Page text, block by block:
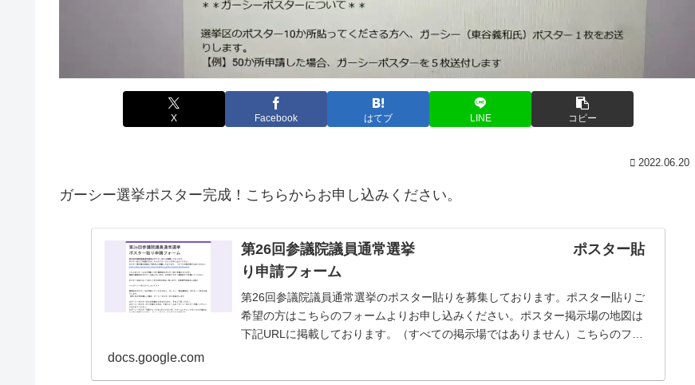
X Facebook はてブ LINE コピー
2022.06.20
ガーシー選挙ポスター完成！こちらからお申し込みください。
第26回参議院議員通常選挙 ポスター貼
り申請フォーム
第26回参議院議員通常選挙のポスター貼りを募集しております。ポスター貼りご
希望の方はこちらのフォームよりお申し込みください。ポスター掲示場の地図は
下記URLに掲載しております。（すべての掲示場ではありません）こちらのフォ
docs.google.com